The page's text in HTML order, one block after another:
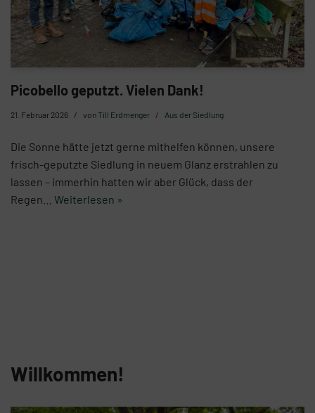
Picobello geputzt. Vielen Dank!
21. Februar 2026 vonTill Erdmenger Aus der Siedlung
Die Sonne hätte jetzt gerne mithelfen können, unsere
frisch-geputzte Siedlung in neuem Glanz erstrahlen zu
lassen – immerhin hatten wir aber Glück, dass der
Regen… Weiterlesen »
Willkommen!